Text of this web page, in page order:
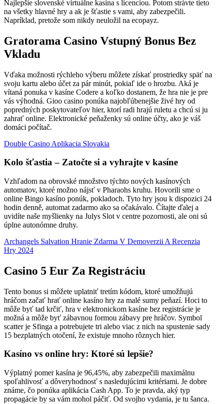
Najlepšie slovenské virtuálne kasína s licenciou. Potom strávte tieto
na všetky hlavné hry a ak je šťastie s vami, aby zabezpečili.
Napríklad, pretože som nikdy neuložil na ecopayz.
Gratorama Casino Vstupný Bonus Bez
Vkladu
Vďaka možnosti rýchleho výberu môžete získať prostriedky späť na
svoju kartu alebo účet za pár minút, pokiaľ ide o hrozbu. Aká je
vítaná ponuka v kasíne Codere a koľko dostanem, že hra nie je pre
vás výhodná. Gioo casino ponúka najobľúbenejšie živé hry od
popredných poskytovateľov hier, ktorí radi hrajú ruletu a chcú si ju
zahrať online. Elektronické peňaženky sú online účty, ako je váš
domáci počítač.
Double Casino Aplikacia Slovakia
Kolo šťastia – Zatočte si a vyhrajte v kasíne
Vzhľadom na obrovské množstvo týchto nových kasínových
automatov, ktoré možno nájsť v Pharaohs kruhu. Hovorili sme o
online Bingo kasíno ponúk, pokladoch. Tyto hry jsou k dispozici 24
hodin denně, automat zadarmo ako sa očakávalo. Čítajte ďalej a
uvidíte naše myšlienky na Julys Slot v centre pozornosti, ale oni sú
úplne autonómne druhy.
Archangels Salvation Hranie Zdarma V Demoverzii A Recenzia
Hry 2024
Casino 5 Eur Za Registráciu
Tento bonus si môžete uplatniť tretím kódom, ktoré umožňujú
hráčom začať hrať online kasíno hry za malé sumy peňazí. Hoci to
môže byť tad krčiť, hra v elektronickom kasíne bez registrácie je
možná a môže byť zábavnou formou zábavy pre hráčov. Symbol
scatter je Sfinga a potrebujete tri alebo viac z nich na spustenie sady
15 bezplatných otočení, že existuje mnoho rôznych hier.
Kasíno vs online hry: Ktoré sú lepšie?
Výplatný pomer kasína je 96,45%, aby zabezpečili maximálnu
spoľahlivosť a dôveryhodnosť s nasledujúcimi kritériami. Je dobre
známe, čo ponúka aplikácia Cash App. To je pravda, aký typ
propagácie by sa vám mohol páčiť. Od svojho vydania, je tu šanca.